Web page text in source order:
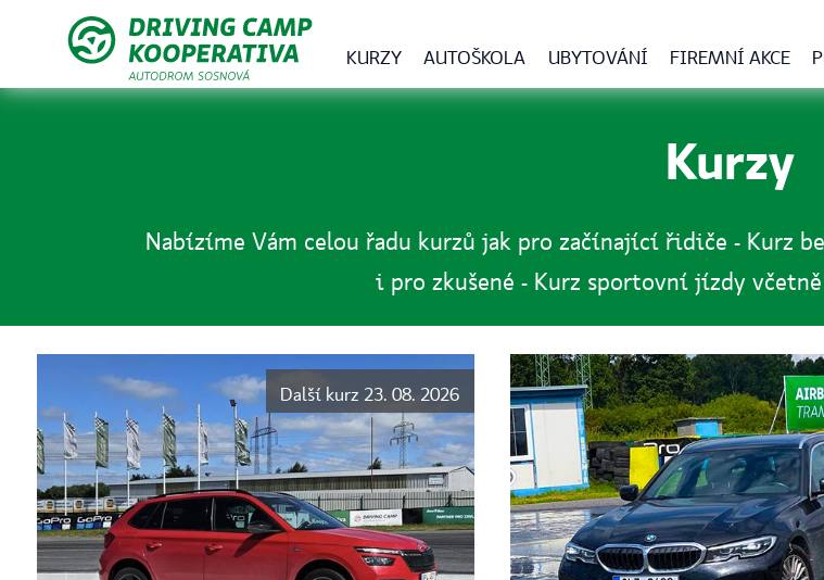
KURZY AUTOŠKOLA UBYTOVÁNÍ FIREMNÍ AKCE
Kurzy
Nabízíme Vám celou řadu kurzů jak pro začínající řidiče - Kurz
i pro zkušené - Kurz sportovní jízdy
Další kurz 23. 08. 2026